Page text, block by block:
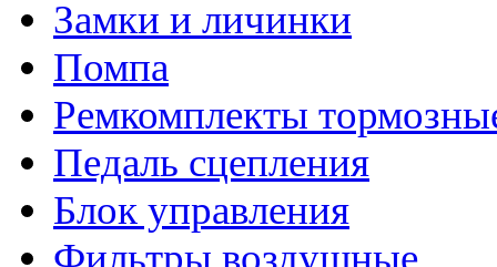
Замки и личинки
Помпа
Ремкомплекты
Педаль сцепления
Блок управления
Фильтры воздушные